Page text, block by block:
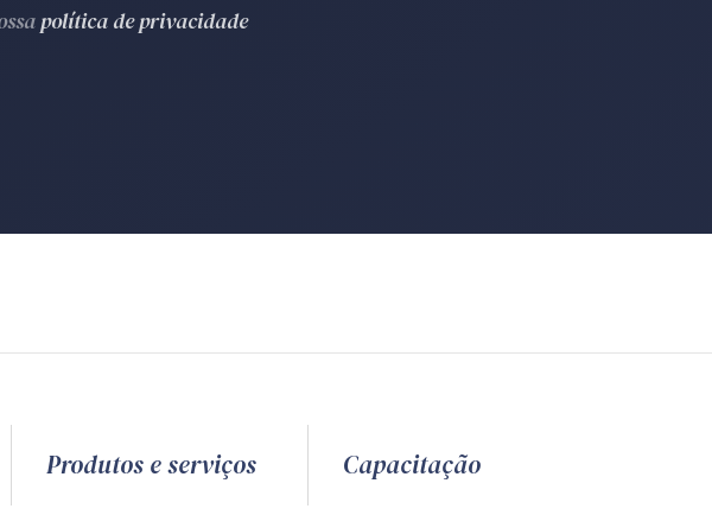
política de privacidade
Produtos e serviços Capacitação